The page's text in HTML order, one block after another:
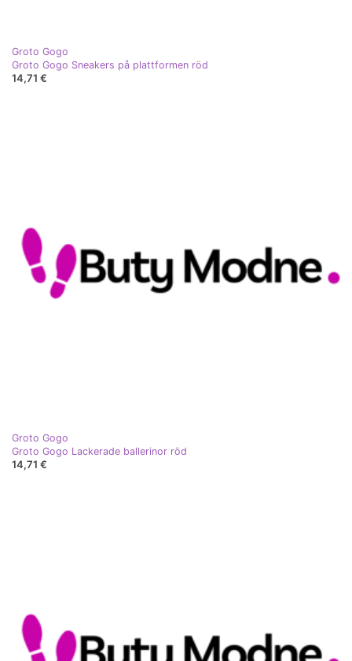
Groto Gogo
Groto Gogo Sneakers på plattformen röd
14,71 €
Groto Gogo
Groto Gogo Lackerade ballerinor röd
14,71 €